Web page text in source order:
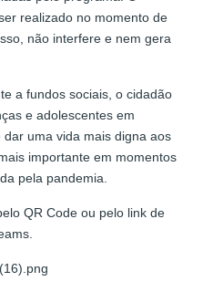
realizado no momento de
não interfere e nem gera
a fundos sociais, o cidadão
e adolescentes em
uma vida mais digna aos
importante em momentos
pela pandemia.
QR Code ou pelo link de